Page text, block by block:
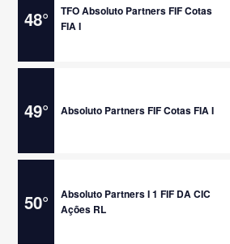
48°
TFO Absoluto Partners FIF Cotas
FIA I
49° Absoluto Partners FIF Cotas FIA I
50°
Absoluto Partners I 1 FIF DA CIC
Ações RL